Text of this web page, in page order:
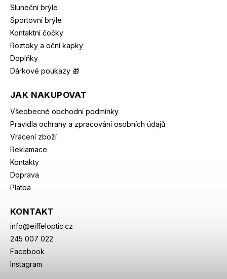
Sluneční brýle
Sportovní brýle
Kontaktní čočky
Roztoky a oční kapky
Doplňky
Dárkové poukazy 🎁
JAK NAKUPOVAT
Všeobecné obchodní podmínky
Pravidla ochrany a zpracování osobních údajů
Vrácení zboží
Reklamace
Kontakty
Doprava
Platba
KONTAKT
info@eiffeloptic.cz
245 007 022
Facebook
Instagram